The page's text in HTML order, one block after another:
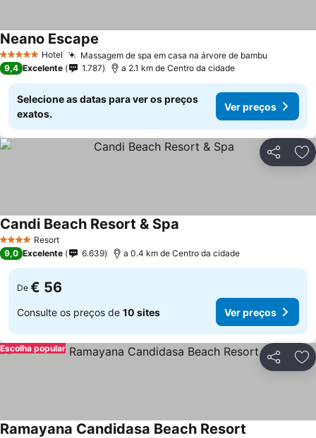
5 Estrelas Hotel Massagem de spa em casa na árvore de bambu
Neano Escape
9,4 Excelente 1.787 a 2.1 km de Centro da cidade
Selecione as datas para ver os preços
exatos.
Ver preços
Partilhar
4 EstrelasResort
Candi Beach Resort & Spa
9,0 Excelente 6.639 a 0.4 km de Centro da cidade
De € 56
Consulte os preços de 10 sites Ver preços
Partilhar
Escolha popular
Ramayana Candidasa Beach Resort